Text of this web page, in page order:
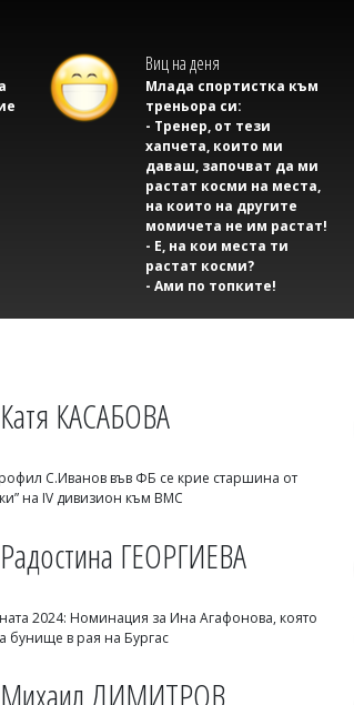
Виц на деня
Млада спортистка към
треньора си:
- Тренер, от тези
хапчета, които ми
даваш, започват да ми
растат косми на места,
на които на другите
момичета не им растат!
- Е, на кои места ти
растат косми?
- Ами по топките!
Катя КАСАБОВА
С.Иванов във ФБ се крие старшина от
на IV дивизион към ВМС
Радостина ГЕОРГИЕВА
2024: Номинация за Ина Агафонова, която
бунище в рая на Бургас
Михаил ДИМИТРОВ